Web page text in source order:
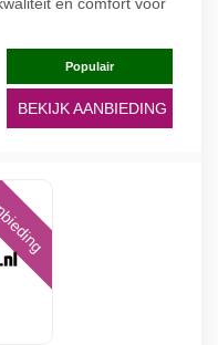
Populair
BEKIJK AANBIEDING